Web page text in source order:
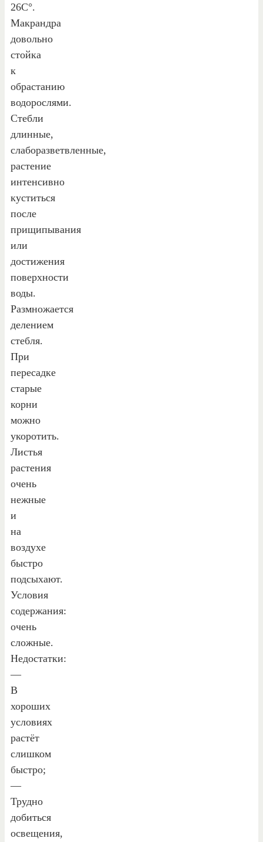
26С°.
Макрандра
довольно
стойка
к
обрастанию
водорослями.
Стебли
длинные,
слаборазветвленные,
растение
интенсивно
куститься
после
прищипывания
или
достижения
поверхности
воды.
Размножается
делением
стебля.
При
пересадке
старые
корни
можно
укоротить.
Листья
растения
очень
нежные
и
на
воздухе
быстро
подсыхают.
Условия
содержания:
очень
сложные.
Недостатки:
—
В
хороших
условиях
растёт
слишком
быстро;
—
Трудно
добиться
освещения,